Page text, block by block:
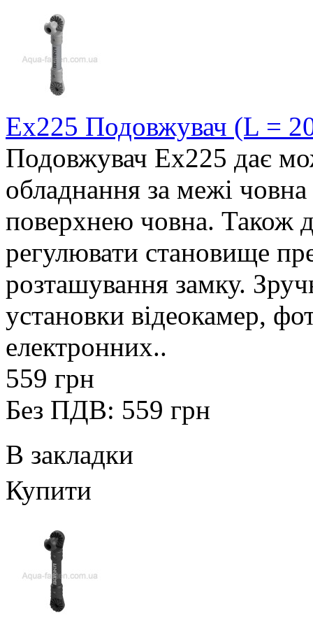
Ex225 Подовжувач (L =
Подовжувач Ex225 дає
обладнання за межі
поверхнею човна. Також
регулювати становище
розташування замку.
установки відеокамер,
електронних..
559 грн
Без ПДВ: 559 грн
В закладки
Купити